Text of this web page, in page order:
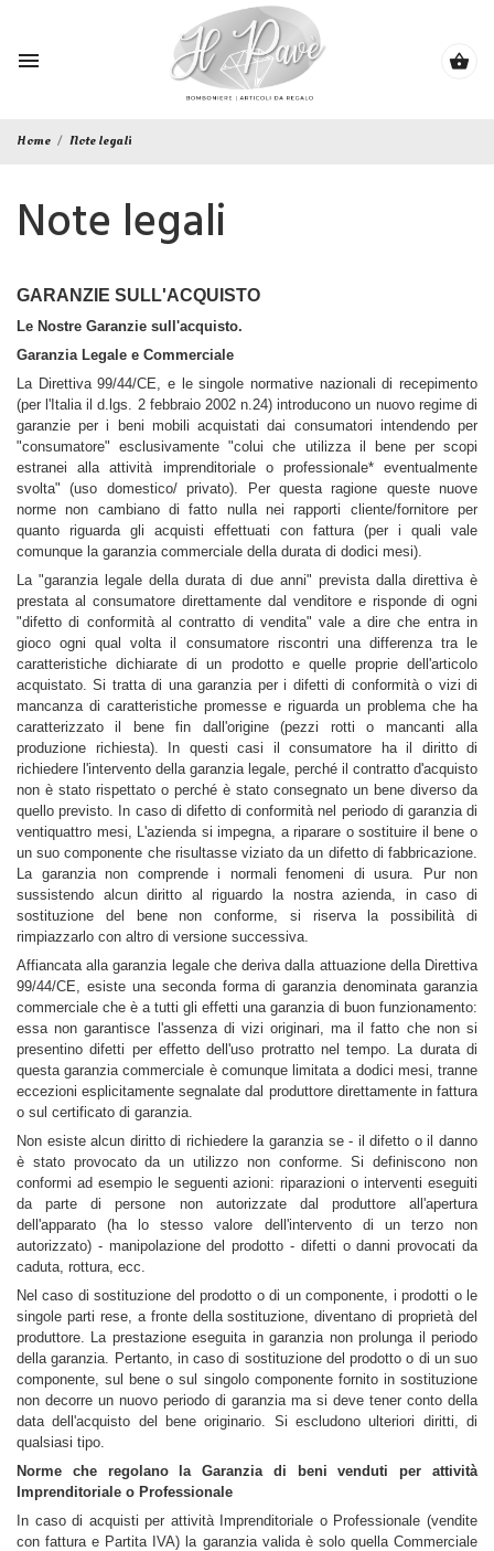
 shopping_basket
Home Note legali
Note legali
GARANZIE SULL'ACQUISTO
Le Nostre Garanzie sull'acquisto.
Garanzia Legale e Commerciale
La Direttiva 99/44/CE, e le singole normative nazionali di recepimento
(per l'Italia il d.lgs. 2 febbraio 2002 n.24) introducono un nuovo regime di
garanzie per i beni mobili acquistati dai consumatori intendendo per
"consumatore" esclusivamente "colui che utilizza il bene per scopi
estranei alla attività imprenditoriale o professionale* eventualmente
svolta" (uso domestico/ privato). Per questa ragione queste nuove
norme non cambiano di fatto nulla nei rapporti cliente/fornitore per
quanto riguarda gli acquisti effettuati con fattura (per i quali vale
comunque la garanzia commerciale della durata di dodici mesi).
La "garanzia legale della durata di due anni" prevista dalla direttiva è
prestata al consumatore direttamente dal venditore e risponde di ogni
"difetto di conformità al contratto di vendita" vale a dire che entra in
gioco ogni qual volta il consumatore riscontri una differenza tra le
caratteristiche dichiarate di un prodotto e quelle proprie dell'articolo
acquistato. Si tratta di una garanzia per i difetti di conformità o vizi di
mancanza di caratteristiche promesse e riguarda un problema che ha
caratterizzato il bene fin dall'origine (pezzi rotti o mancanti alla
produzione richiesta). In questi casi il consumatore ha il diritto di
richiedere l'intervento della garanzia legale, perché il contratto d'acquisto
non è stato rispettato o perché è stato consegnato un bene diverso da
quello previsto. In caso di difetto di conformità nel periodo di garanzia di
ventiquattro mesi, L'azienda si impegna, a riparare o sostituire il bene o
un suo componente che risultasse viziato da un difetto di fabbricazione.
La garanzia non comprende i normali fenomeni di usura. Pur non
sussistendo alcun diritto al riguardo la nostra azienda, in caso di
sostituzione del bene non conforme, si riserva la possibilità di
rimpiazzarlo con altro di versione successiva.
Affiancata alla garanzia legale che deriva dalla attuazione della Direttiva
99/44/CE, esiste una seconda forma di garanzia denominata garanzia
commerciale che è a tutti gli effetti una garanzia di buon funzionamento:
essa non garantisce l'assenza di vizi originari, ma il fatto che non si
presentino difetti per effetto dell'uso protratto nel tempo. La durata di
questa garanzia commerciale è comunque limitata a dodici mesi, tranne
eccezioni esplicitamente segnalate dal produttore direttamente in fattura
o sul certificato di garanzia.
Non esiste alcun diritto di richiedere la garanzia se - il difetto o il danno
è stato provocato da un utilizzo non conforme. Si definiscono non
conformi ad esempio le seguenti azioni: riparazioni o interventi eseguiti
da parte di persone non autorizzate dal produttore all'apertura
dell'apparato (ha lo stesso valore dell'intervento di un terzo non
autorizzato) - manipolazione del prodotto - difetti o danni provocati da
caduta, rottura, ecc.
Nel caso di sostituzione del prodotto o di un componente, i prodotti o le
singole parti rese, a fronte della sostituzione, diventano di proprietà del
produttore. La prestazione eseguita in garanzia non prolunga il periodo
della garanzia. Pertanto, in caso di sostituzione del prodotto o di un suo
componente, sul bene o sul singolo componente fornito in sostituzione
non decorre un nuovo periodo di garanzia ma si deve tener conto della
data dell'acquisto del bene originario. Si escludono ulteriori diritti, di
qualsiasi tipo.
Norme che regolano la Garanzia di beni venduti per attività
Imprenditoriale o Professionale
In caso di acquisti per attività Imprenditoriale o Professionale (vendite
con fattura e Partita IVA) la garanzia valida è solo quella Commerciale